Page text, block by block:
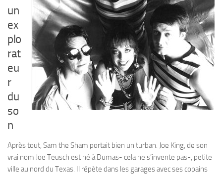
un
ex
plo
rat
eu
r
du
so
n
Après tout, Sam the Sham portait bien un turban. Joe King, de son
vrai nom Joe Teusch est né à Dumas- cela ne s’invente pas-, petite
ville au nord du Texas. Il répète dans les garages avec ses copains